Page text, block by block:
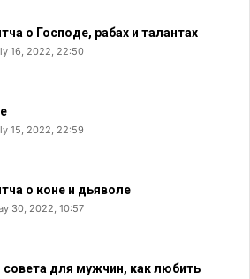
о Господе, рабах и талантах
16, 2022, 22:50
15, 2022, 22:59
о коне и дьяволе
30, 2022, 10:57
совета для мужчин, как любить